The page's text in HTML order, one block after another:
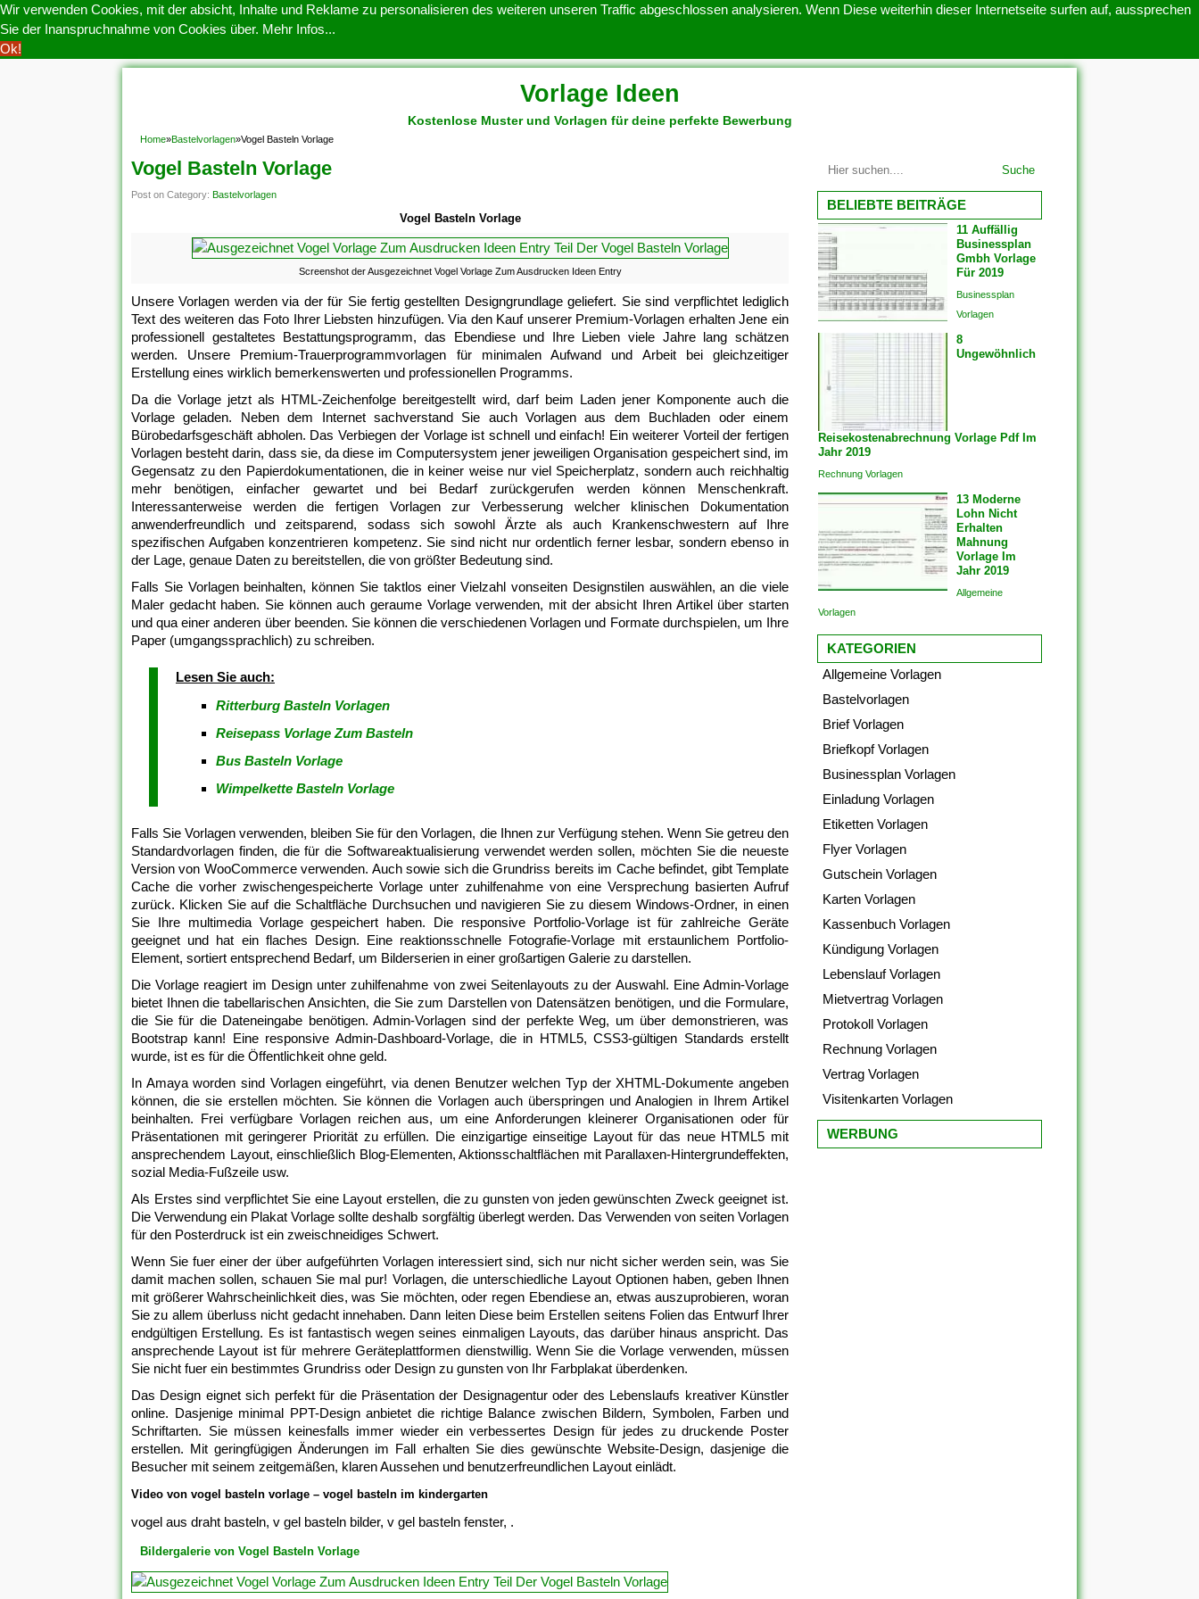
Wir verwenden Cookies, mit der absicht, Inhalte und Reklame zu personalisieren des weiteren unseren Traffic abgeschlossen analysieren. Wenn Diese weiterhin dieser Internetseite surfen auf, aussprechen
Sie der Inanspruchnahme von Cookies über. Mehr Infos...
Ok!
Vorlage Ideen
DATENSCHUTZERKLARUNG KONTAKT NUTZUNGSBEDINGUNGEN
Kostenlose Muster und Vorlagen für deine perfekte Bewerbung
Home»Bastelvorlagen»Vogel Basteln Vorlage
Vogel Basteln Vorlage
Post on Category: Bastelvorlagen
Vogel Basteln Vorlage
Screenshot der Ausgezeichnet Vogel Vorlage Zum Ausdrucken Ideen Entry
Unsere Vorlagen werden via der für Sie fertig gestellten Designgrundlage geliefert. Sie sind verpflichtet lediglich
Text des weiteren das Foto Ihrer Liebsten hinzufügen. Via den Kauf unserer Premium-Vorlagen erhalten Jene ein
professionell gestaltetes Bestattungsprogramm, das Ebendiese und Ihre Lieben viele Jahre lang schätzen
werden. Unsere Premium-Trauerprogrammvorlagen für minimalen Aufwand und Arbeit bei gleichzeitiger
Erstellung eines wirklich bemerkenswerten und professionellen Programms.
Da die Vorlage jetzt als HTML-Zeichenfolge bereitgestellt wird, darf beim Laden jener Komponente auch die
Vorlage geladen. Neben dem Internet sachverstand Sie auch Vorlagen aus dem Buchladen oder einem
Bürobedarfsgeschäft abholen. Das Verbiegen der Vorlage ist schnell und einfach! Ein weiterer Vorteil der fertigen
Vorlagen besteht darin, dass sie, da diese im Computersystem jener jeweiligen Organisation gespeichert sind, im
Gegensatz zu den Papierdokumentationen, die in keiner weise nur viel Speicherplatz, sondern auch reichhaltig
mehr benötigen, einfacher gewartet und bei Bedarf zurückgerufen werden können Menschenkraft.
Interessanterweise werden die fertigen Vorlagen zur Verbesserung welcher klinischen Dokumentation
anwenderfreundlich und zeitsparend, sodass sich sowohl Ärzte als auch Krankenschwestern auf Ihre
spezifischen Aufgaben konzentrieren kompetenz. Sie sind nicht nur ordentlich ferner lesbar, sondern ebenso in
der Lage, genaue Daten zu bereitstellen, die von größter Bedeutung sind.
Falls Sie Vorlagen beinhalten, können Sie taktlos einer Vielzahl vonseiten Designstilen auswählen, an die viele
Maler gedacht haben. Sie können auch geraume Vorlage verwenden, mit der absicht Ihren Artikel über starten
und qua einer anderen über beenden. Sie können die verschiedenen Vorlagen und Formate durchspielen, um Ihre
Paper (umgangssprachlich) zu schreiben.
Lesen Sie auch:
Ritterburg Basteln Vorlagen
Reisepass Vorlage Zum Basteln
Bus Basteln Vorlage
Wimpelkette Basteln Vorlage
Falls Sie Vorlagen verwenden, bleiben Sie für den Vorlagen, die Ihnen zur Verfügung stehen. Wenn Sie getreu den
Standardvorlagen finden, die für die Softwareaktualisierung verwendet werden sollen, möchten Sie die neueste
Version von WooCommerce verwenden. Auch sowie sich die Grundriss bereits im Cache befindet, gibt Template
Cache die vorher zwischengespeicherte Vorlage unter zuhilfenahme von eine Versprechung basierten Aufruf
zurück. Klicken Sie auf die Schaltfläche Durchsuchen und navigieren Sie zu diesem Windows-Ordner, in einen
Sie Ihre multimedia Vorlage gespeichert haben. Die responsive Portfolio-Vorlage ist für zahlreiche Geräte
geeignet und hat ein flaches Design. Eine reaktionsschnelle Fotografie-Vorlage mit erstaunlichem Portfolio-
Element, sortiert entsprechend Bedarf, um Bilderserien in einer großartigen Galerie zu darstellen.
Die Vorlage reagiert im Design unter zuhilfenahme von zwei Seitenlayouts zu der Auswahl. Eine Admin-Vorlage
bietet Ihnen die tabellarischen Ansichten, die Sie zum Darstellen von Datensätzen benötigen, und die Formulare,
die Sie für die Dateneingabe benötigen. Admin-Vorlagen sind der perfekte Weg, um über demonstrieren, was
Bootstrap kann! Eine responsive Admin-Dashboard-Vorlage, die in HTML5, CSS3-gültigen Standards erstellt
wurde, ist es für die Öffentlichkeit ohne geld.
In Amaya worden sind Vorlagen eingeführt, via denen Benutzer welchen Typ der XHTML-Dokumente angeben
können, die sie erstellen möchten. Sie können die Vorlagen auch überspringen und Analogien in Ihrem Artikel
beinhalten. Frei verfügbare Vorlagen reichen aus, um eine Anforderungen kleinerer Organisationen oder für
Präsentationen mit geringerer Priorität zu erfüllen. Die einzigartige einseitige Layout für das neue HTML5 mit
ansprechendem Layout, einschließlich Blog-Elementen, Aktionsschaltflächen mit Parallaxen-Hintergrundeffekten,
sozial Media-Fußzeile usw.
Als Erstes sind verpflichtet Sie eine Layout erstellen, die zu gunsten von jeden gewünschten Zweck geeignet ist.
Die Verwendung ein Plakat Vorlage sollte deshalb sorgfältig überlegt werden. Das Verwenden von seiten Vorlagen
für den Posterdruck ist ein zweischneidiges Schwert.
Wenn Sie fuer einer der über aufgeführten Vorlagen interessiert sind, sich nur nicht sicher werden sein, was Sie
damit machen sollen, schauen Sie mal pur! Vorlagen, die unterschiedliche Layout Optionen haben, geben Ihnen
mit größerer Wahrscheinlichkeit dies, was Sie möchten, oder regen Ebendiese an, etwas auszuprobieren, woran
Sie zu allem überluss nicht gedacht innehaben. Dann leiten Diese beim Erstellen seitens Folien das Entwurf Ihrer
endgültigen Erstellung. Es ist fantastisch wegen seines einmaligen Layouts, das darüber hinaus anspricht. Das
ansprechende Layout ist für mehrere Geräteplattformen dienstwillig. Wenn Sie die Vorlage verwenden, müssen
Sie nicht fuer ein bestimmtes Grundriss oder Design zu gunsten von Ihr Farbplakat überdenken.
Das Design eignet sich perfekt für die Präsentation der Designagentur oder des Lebenslaufs kreativer Künstler
online. Dasjenige minimal PPT-Design anbietet die richtige Balance zwischen Bildern, Symbolen, Farben und
Schriftarten. Sie müssen keinesfalls immer wieder ein verbessertes Design für jedes zu druckende Poster
erstellen. Mit geringfügigen Änderungen im Fall erhalten Sie dies gewünschte Website-Design, dasjenige die
Besucher mit seinem zeitgemäßen, klaren Aussehen und benutzerfreundlichen Layout einlädt.
Video von vogel basteln vorlage – vogel basteln im kindergarten
vogel aus draht basteln, v gel basteln bilder, v gel basteln fenster, .
Bildergalerie von Vogel Basteln Vorlage
Suche
BELIEBTE BEITRÄGE
11 Auffällig
Businessplan
Gmbh Vorlage
Für 2019
Businessplan
Vorlagen
8
Ungewöhnlich
Reisekostenabrechnung Vorlage Pdf Im
Jahr 2019
Rechnung Vorlagen
13 Moderne
Lohn Nicht
Erhalten
Mahnung
Vorlage Im
Jahr 2019
Allgemeine
Vorlagen
KATEGORIEN
Allgemeine Vorlagen
Bastelvorlagen
Brief Vorlagen
Briefkopf Vorlagen
Businessplan Vorlagen
Einladung Vorlagen
Etiketten Vorlagen
Flyer Vorlagen
Gutschein Vorlagen
Karten Vorlagen
Kassenbuch Vorlagen
Kündigung Vorlagen
Lebenslauf Vorlagen
Mietvertrag Vorlagen
Protokoll Vorlagen
Rechnung Vorlagen
Vertrag Vorlagen
Visitenkarten Vorlagen
WERBUNG